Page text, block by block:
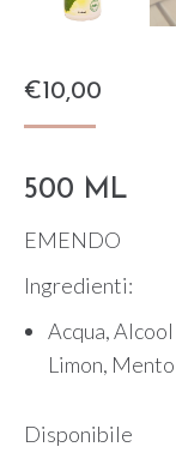
€10,00
500 ML
EMENDO
Ingredienti:
Acqua,
Limon,
Disponibile